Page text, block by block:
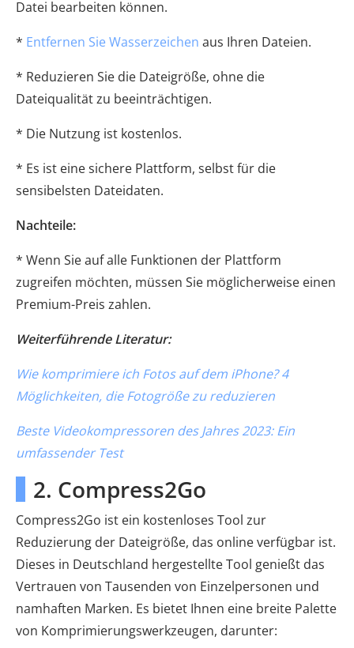
Datei bearbeiten können.
* Entfernen Sie Wasserzeichen aus Ihren Dateien.
* Reduzieren Sie die Dateigröße, ohne die
Dateiqualität zu beeinträchtigen.
* Die Nutzung ist kostenlos.
* Es ist eine sichere Plattform, selbst für die
sensibelsten Dateidaten.
Nachteile:
* Wenn Sie auf alle Funktionen der Plattform
zugreifen möchten, müssen Sie möglicherweise einen
Premium-Preis zahlen.
Weiterführende Literatur:
Wie komprimiere ich Fotos auf dem iPhone? 4
Möglichkeiten, die Fotogröße zu reduzieren
Beste Videokompressoren des Jahres 2023: Ein
umfassender Test
2. Compress2Go
Compress2Go ist ein kostenloses Tool zur
Reduzierung der Dateigröße, das online verfügbar ist.
Dieses in Deutschland hergestellte Tool genießt das
Vertrauen von Tausenden von Einzelpersonen und
namhaften Marken. Es bietet Ihnen eine breite Palette
von Komprimierungswerkzeugen, darunter: